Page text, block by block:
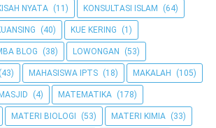
NYATA (11) KONSULTASI ISLAM (64)
(40) KUE KERING (1)
BLOG (38) LOWONGAN (53)
(43) MAHASISWA IPTS (18) MAKALAH (105)
MASJID (4) MATEMATIKA (178)
MATERI BIOLOGI (53) MATERI KIMIA (33)